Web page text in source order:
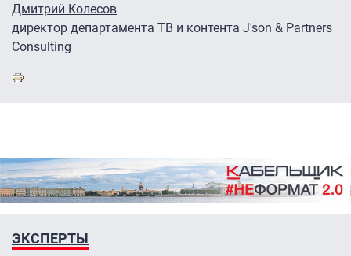
Дмитрий Колесов
директор департамента ТВ и контента J'son & Partners
Consulting
ЭКСПЕРТЫ